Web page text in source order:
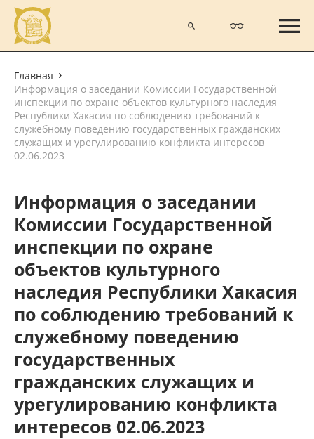
Главная
Информация о заседании Комиссии Государственной
инспекции по охране объектов культурного наследия
Республики Хакасия по соблюдению требований к
служебному поведению государственных гражданских
служащих и урегулированию конфликта интересов
02.06.2023
Информация о заседании
Комиссии Государственной
инспекции по охране
объектов культурного
наследия Республики Хакасия
по соблюдению требований к
служебному поведению
государственных
гражданских служащих и
урегулированию конфликта
интересов 02.06.2023